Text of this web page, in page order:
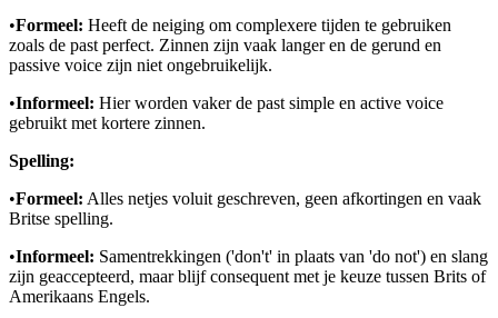
•Formeel: Heeft de neiging om complexere tijden te gebruiken
zoals de past perfect. Zinnen zijn vaak langer en de gerund en
passive voice zijn niet ongebruikelijk.
•Informeel: Hier worden vaker de past simple en active voice
gebruikt met kortere zinnen.
Spelling:
•Formeel: Alles netjes voluit geschreven, geen afkortingen en vaak
Britse spelling.
•Informeel: Samentrekkingen ('don't' in plaats van 'do not') en slang
zijn geaccepteerd, maar blijf consequent met je keuze tussen Brits of
Amerikaans Engels.